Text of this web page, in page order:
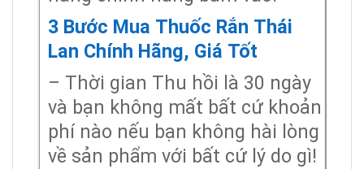
3 Bước Mua Thuốc Rắn Thái
Lan Chính Hãng, Giá Tốt
– Thời gian Thu hồi là 30 ngày
và bạn không mất bất cứ khoản
phí nào nếu bạn không hài lòng
về sản phẩm với bất cứ lý do gì!